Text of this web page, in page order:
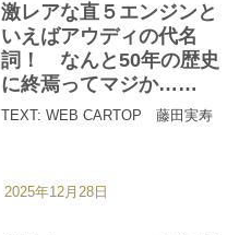
激レアな直５エンジンと
いえばアウディの代名
詞！ なんと50年の歴史
に終焉ってマジか……
TEXT: WEB CARTOP 藤田実寿
2025年12月28日